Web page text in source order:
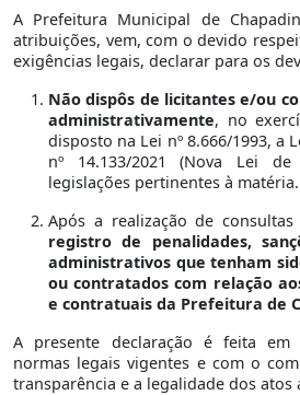
A Prefeitura Municipal de
atribuições, vem, com o devido
exigências legais, declarar para os
Não dispôs de licitantes e/ou
administrativamente, no
disposto na Lei nº 8.666/1993, a
nº 14.133/2021 (Nova Lei
legislações pertinentes à matéria.
Após a realização de consultas
registro de penalidades,
administrativos que tenham
ou contratados com relação
e contratuais da Prefeitura de
A presente declaração é feita em
normas legais vigentes e com o
transparência e a legalidade dos atos